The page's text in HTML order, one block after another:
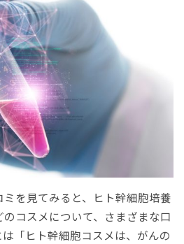
を見てみると、ヒト幹細胞培養
コスメについて、さまざまな口
「ヒト幹細胞コスメは、がんの